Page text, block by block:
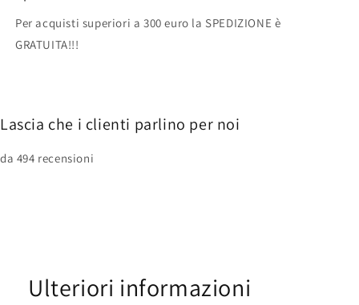
Per acquisti superiori a 300 euro la SPEDIZIONE è
GRATUITA!!!
Lascia che i clienti parlino per noi
da 494 recensioni
Ulteriori informazioni